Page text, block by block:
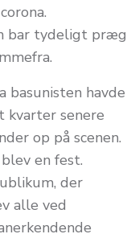
bar tydeligt præg
basunisten havde
kvarter senere
op på scenen.
en fest.
der
alle ved